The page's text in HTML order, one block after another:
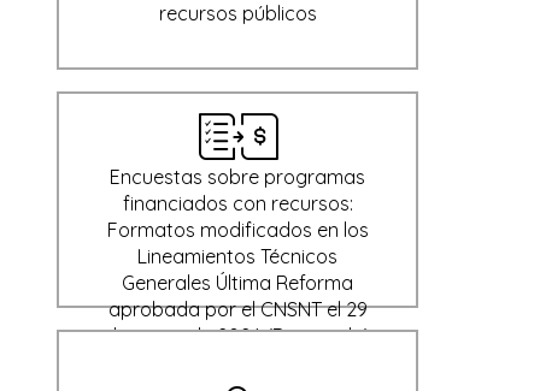
recursos públicos
Encuestas sobre programas
financiados con recursos:
Formatos modificados en los
Lineamientos Técnicos
Generales Última Reforma
aprobada por el CNSNT el 29
de enero de 2024 (Derogada)